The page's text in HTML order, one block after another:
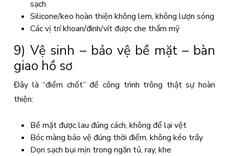
sạch
Silicone/keo hoàn thiện không lem, không lượn sóng
Các vị trí khoan/đinh/vít được che thẩm mỹ
9) Vệ sinh – bảo vệ bề mặt – bàn
giao hồ sơ
Đây là “điểm chốt” để công trình trông thật sự hoàn
thiện:
Bề mặt được lau đúng cách, không để lại vệt
Bóc màng bảo vệ đúng thời điểm, không kéo trầy
Dọn sạch bụi mịn trong ngăn tủ, ray, khe